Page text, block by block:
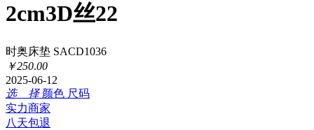
2cm3D丝22
时奥床垫 SACD1036
￥250.00
2025-06-12
选 择 颜色 尺码
实力商家
八天包退